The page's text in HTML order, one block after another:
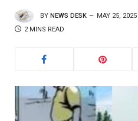
BY NEWS DESK MAY 25, 2025
2 MINS READ